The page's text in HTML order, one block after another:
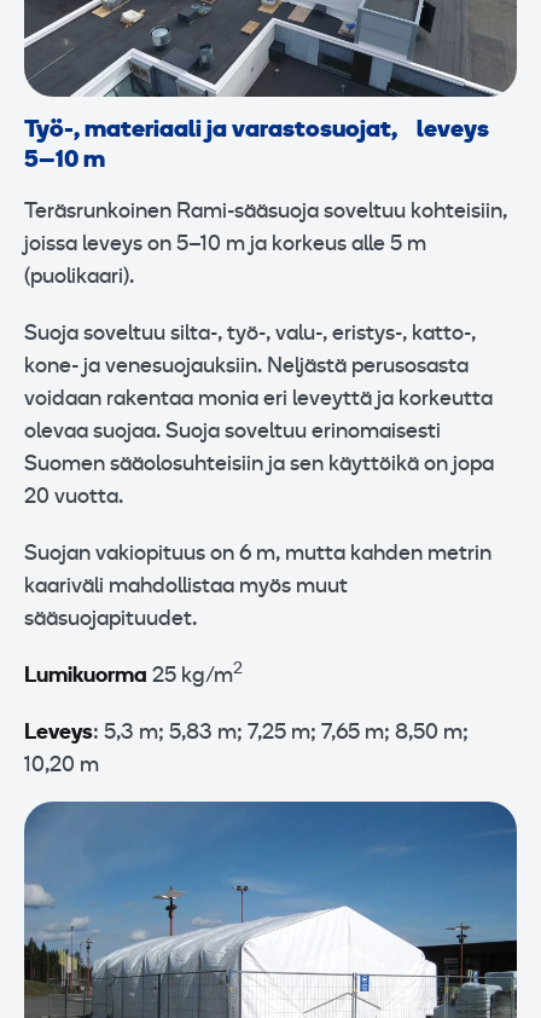
Työ-, materiaali ja varastosuojat, leveys
5–10 m
Teräsrunkoinen Rami-sääsuoja soveltuu kohteisiin,
joissa leveys on 5–10 m ja korkeus alle 5 m
(puolikaari).
Suoja soveltuu silta-, työ-, valu-, eristys-, katto-,
kone- ja venesuojauksiin. Neljästä perusosasta
voidaan rakentaa monia eri leveyttä ja korkeutta
olevaa suojaa. Suoja soveltuu erinomaisesti
Suomen sääolosuhteisiin ja sen käyttöikä on jopa
20 vuotta.
Suojan vakiopituus on 6 m, mutta kahden metrin
kaariväli mahdollistaa myös muut
sääsuojapituudet.
Lumikuorma 25 kg/m2
Leveys: 5,3 m; 5,83 m; 7,25 m; 7,65 m; 8,50 m;
10,20 m